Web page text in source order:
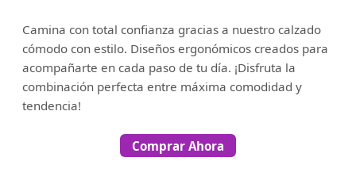
Camina con total confianza gracias a nuestro calzado
cómodo con estilo. Diseños ergonómicos creados para
acompañarte en cada paso de tu día. ¡Disfruta la
combinación perfecta entre máxima comodidad y
tendencia!
Comprar Ahora